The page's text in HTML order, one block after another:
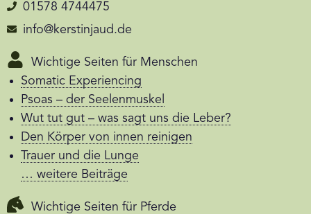
01578 4744475
info@kerstinjaud.de
Wichtige Seiten für Menschen
Somatic Experiencing
Psoas – der Seelenmuskel
Wut tut gut – was sagt uns die Leber?
Den Körper von innen reinigen
Trauer und die Lunge
… weitere Beiträge
Wichtige Seiten für Pferde